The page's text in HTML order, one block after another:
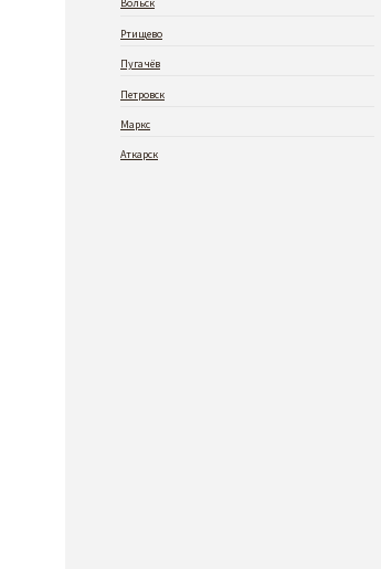
Вольск
Ртищево
Пугачёв
Петровск
Маркс
Аткарск